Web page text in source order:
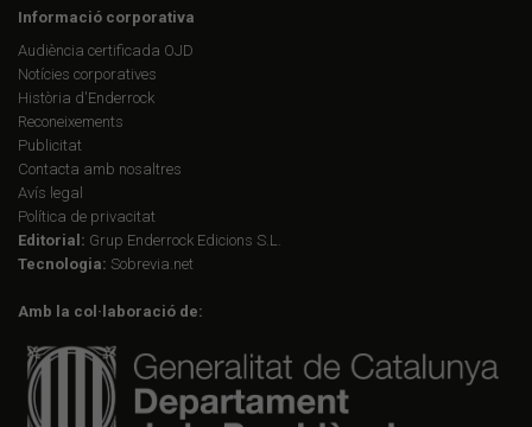
Informació corporativa
Audiència certificada OJD
Notícies corporatives
Història d'Enderrock
Reconeixements
Publicitat
Contacta amb nosaltres
Avís legal
Política de privacitat
Editorial: Grup Enderrock Edicions S.L.
Tecnologia: Sobrevia.net
Amb la col·laboració de: